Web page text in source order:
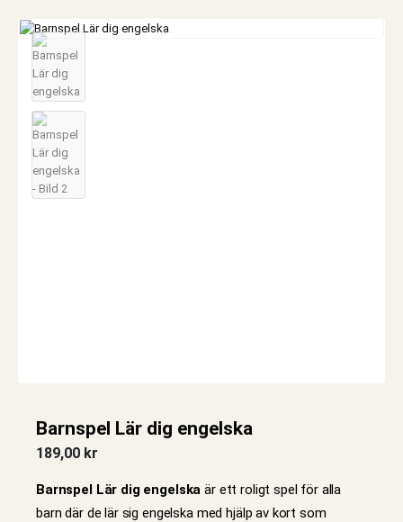
Barnspel Lär dig engelska
189,00 kr
Barnspel Lär dig engelskaär ett roligt spel för alla
barn där de lär sig engelska med hjälp av kort som